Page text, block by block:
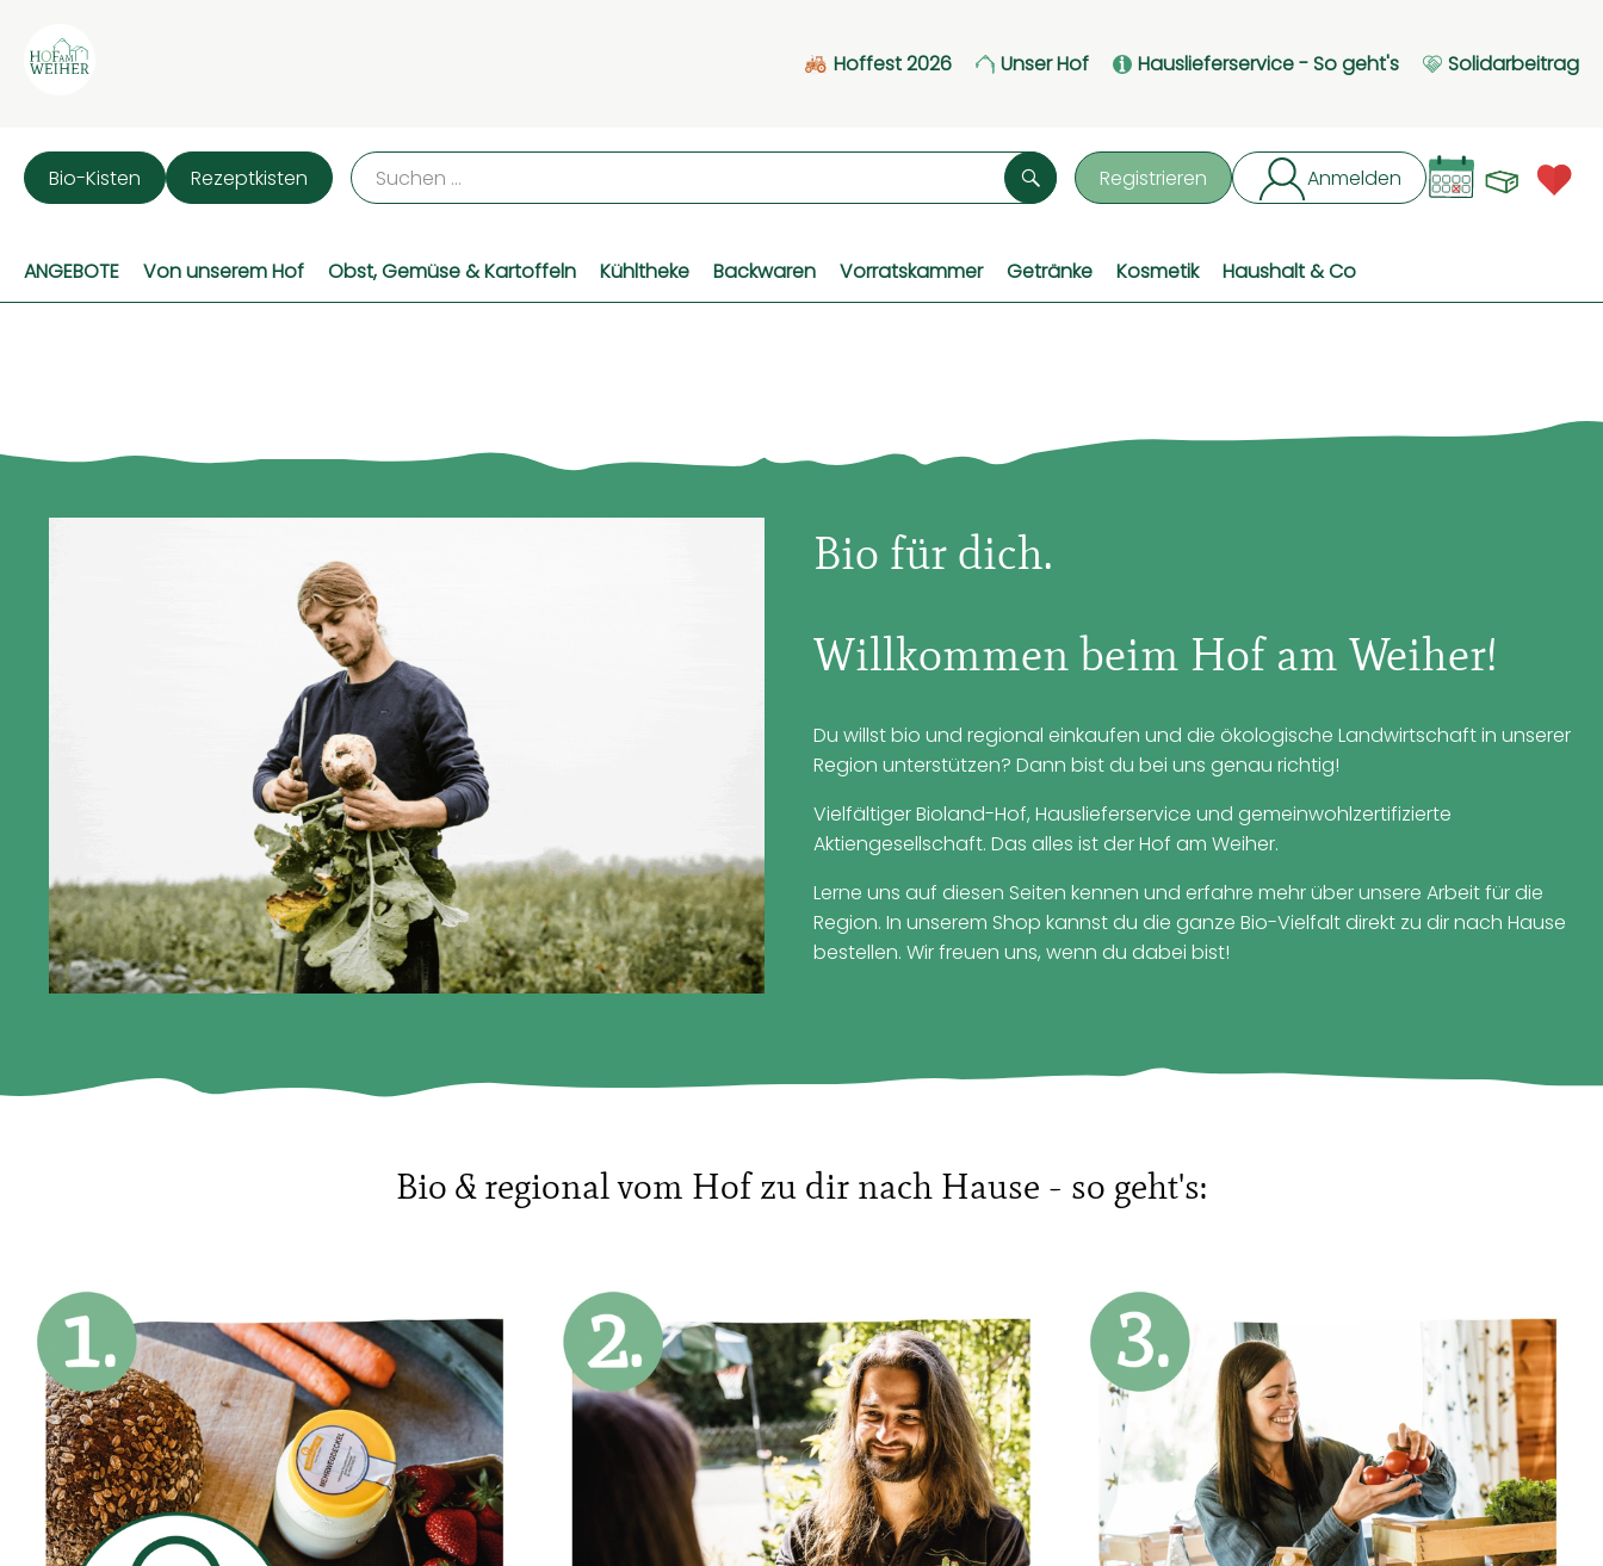
Hoffest 2026 Unser Hof Hauslieferservice - So geht's Solidarbeitrag
Registrieren Anmelden
Suchen
Bio-Kisten Rezeptkisten
ANGEBOTE Von unserem Hof Obst, Gemüse & Kartoffeln Kühltheke Backwaren Vorratskammer Getränke Kosmetik Haushalt & Co
Bio für dich.
Willkommen beim Hof am Weiher!
Du willst bio und regional einkaufen und die ökologische Landwirtschaft in unserer
Region unterstützen? Dann bist du bei uns genau richtig!
Vielfältiger Bioland-Hof, Hauslieferservice und gemeinwohlzertifizierte
Aktiengesellschaft. Das alles ist der Hof am Weiher.
Lerne uns auf diesen Seiten kennen und erfahre mehr über unsere Arbeit für die
Region. In unserem Shop kannst du die ganze Bio-Vielfalt direkt zu dir nach Hause
bestellen. Wir freuen uns, wenn du dabei bist!
Bio & regional vom Hof zu dir nach Hause - so geht's: